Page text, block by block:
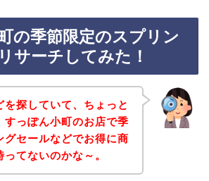
の季節限定のスプリン
サーチしてみた！
を探していて、ちょっと
すっぽん小町のお店で季
グセールなどでお得に商
てないのかな～。